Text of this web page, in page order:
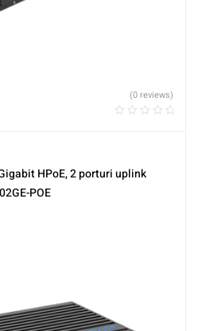
(0 reviews)
HPoE, 2 porturi uplink
POE